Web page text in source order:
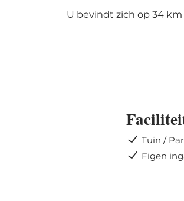
U bevindt zich op 34
Tuin /
Eigen